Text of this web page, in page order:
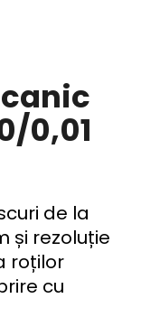
0,01
de la
și rezoluție
roților
cu